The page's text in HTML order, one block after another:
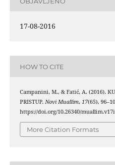
17-08-2016
HOW TO CITE
Campanini, M., & Fatić, A. (2016).
PRISTUP. Novi Muallim, 17(65),
https://doi.org/10.26340/
More Citation Formats